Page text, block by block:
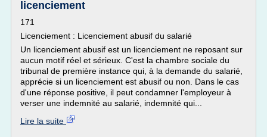
licenciement
171
Licenciement : Licenciement abusif du salarié
Un licenciement abusif est un licenciement ne reposant sur
aucun motif réel et sérieux. C'est la chambre sociale du
tribunal de première instance qui, à la demande du salarié,
apprécie si un licenciement est abusif ou non. Dans le cas
d'une réponse positive, il peut condamner l'employeur à
verser une indemnité au salarié, indemnité qui...
Lire la suite